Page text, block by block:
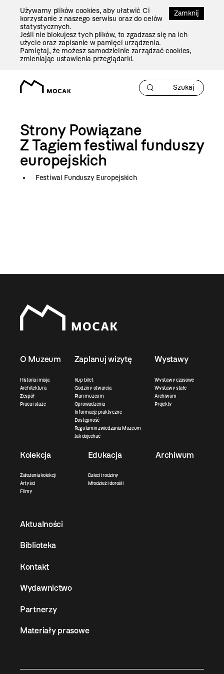
Zamknij
Używamy plików cookies, aby ułatwić Ci
korzystanie z naszego serwisu oraz do celów
statystycznych.
Jeśli nie blokujesz tych plików, to zgadzasz się na ich
użycie oraz zapisanie w pamięci urządzenia.
Pamiętaj, że możesz samodzielnie zarządzać cookies,
zmieniając ustawienia przeglądarki.
Strony Powiązane
Z Tagiemfestiwal funduszy
europejskich
Festiwal Funduszy Europejskich
O Muzeum
Historia i misja
Architektura
Zespół
Praca i staże
Zaplanuj wizytę
Kup bilet
Godziny otwarcia
Plan muzeum
Oprowadzenia
Informacje praktyczne
Dostępność
Regulamin zwiedzania Muzeum
Jak dojechać
Wystawy
Wystawy czasowe
Wystawy stałe
Archiwum
Projekty
Kolekcja
Założenia kolekcji
Artyści
Filmy
Edukacja
Dzieci i rodziny
Młodzież i dorośli
Archiwum
Aktualności
Biblioteka
Kontakt
Wydawnictwo
Partnerzy
Materiały prasowe